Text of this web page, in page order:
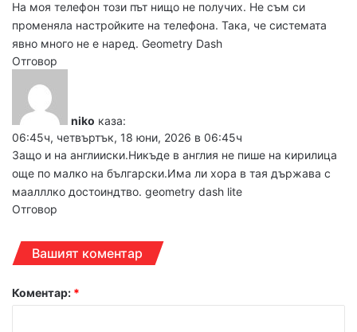
На моя телефон този път нищо не получих. Не съм си
променяла настройките на телефона. Така, че системата
явно много не е наред. Geometry Dash
Отговор
niko каза:
06:45ч, четвъртък, 18 юни, 2026 в 06:45ч
Защо и на англииски.Никъде в англия не пише на кирилица
още по малко на български.Има ли хора в тая държава с
маалллко достоиндтво. geometry dash lite
Отговор
Вашият коментар
Коментар: *